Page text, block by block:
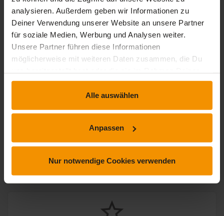
analysieren. Außerdem geben wir Informationen zu
Deiner Verwendung unserer Website an unsere Partner
für soziale Medien, Werbung und Analysen weiter.
Unsere Partner führen diese Informationen
möglicherweise mit weiteren Daten zusammen, die Du
Nutzung der Dienste gesammelt haben.
Alle auswählen
Anpassen
Nur notwendige Cookies verwenden
2 Bewertungen
5 stars: 2
Bewertungen
4stars: 0
Bewertungen
2stars: 0
Bewertungen
Rezensionen